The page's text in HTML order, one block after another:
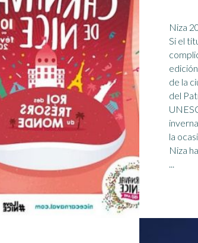
Niza
Si el
de la
del
invernal
la
Niza
...